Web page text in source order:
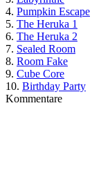
4. Pumpkin Escape
5. The Heruka 1
6. The Heruka 2
7. Sealed Room
8. Room Fake
9. Cube Core
10. Birthday Party
Kommentare